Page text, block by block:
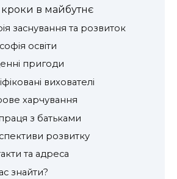
кроки в майбутнє
заснування та розвиток
освіти
пригоди
вихователі
харчування
з батьками
розвитку
та адреса
знайти?